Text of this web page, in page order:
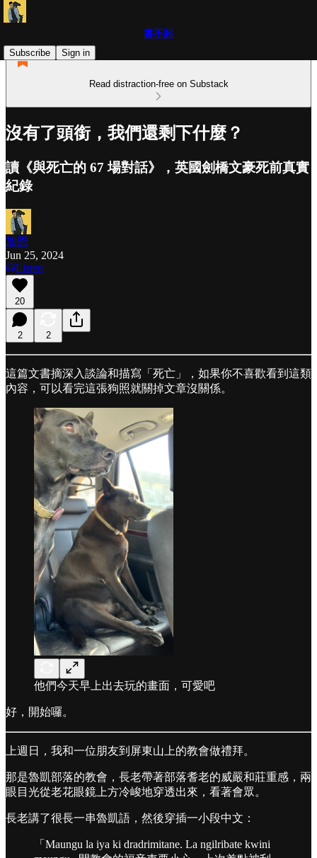
書不起
Subscribe
Sign in
Read distraction-free on Substack
沒有了頭銜，我們還剩下什麼？
讀《與死亡的 67 場對話》，英國劍橋文豪死前真實
紀錄
加恩
Jun 25, 2024
Listen
20
2 2
這篇文書摘深入談論和描寫「死亡」，如果你不喜歡看到這類
內容，可以看完這張狗照就關掉文章沒關係。
他們今天早上出去玩的畫面，可愛吧
好，開始囉。
上週日，我和一位朋友到屏東山上的教會做禮拜。
那是魯凱部落的教會，長老帶著部落耆老的威嚴和莊重感，兩
眼目光從老花眼鏡上方冷峻地穿透出來，看著會眾。
長老講了很長一串魯凱語，然後穿插一小段中文：
「Maungu la iya ki dradrimitane. La ngilribate kwini